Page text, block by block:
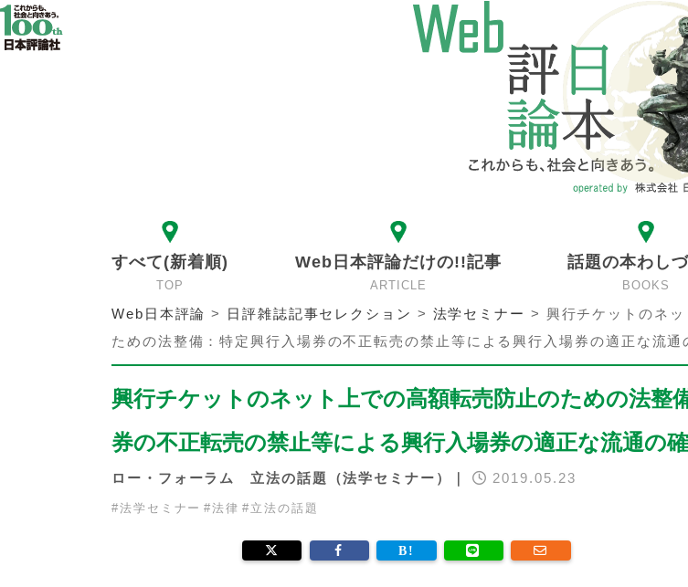
すべて(新着順)
TOP
Web日本評論だけの!!記事
ARTICLE
話題の本わし
BOOKS
Web日本評論 > 日評雑誌記事セレクション > 法学セミナー > 興行チケットのネ
ための法整備：特定興行入場券の不正転売の禁止等による興行入場券の適正な流通
興行チケットのネット上での高額転売防止のための法整
券の不正転売の禁止等による興行入場券の適正な流通の
ロー・フォーラム 立法の話題（法学セミナー）｜ 2019.05.23
#法学セミナー #法律 # 立法の話題